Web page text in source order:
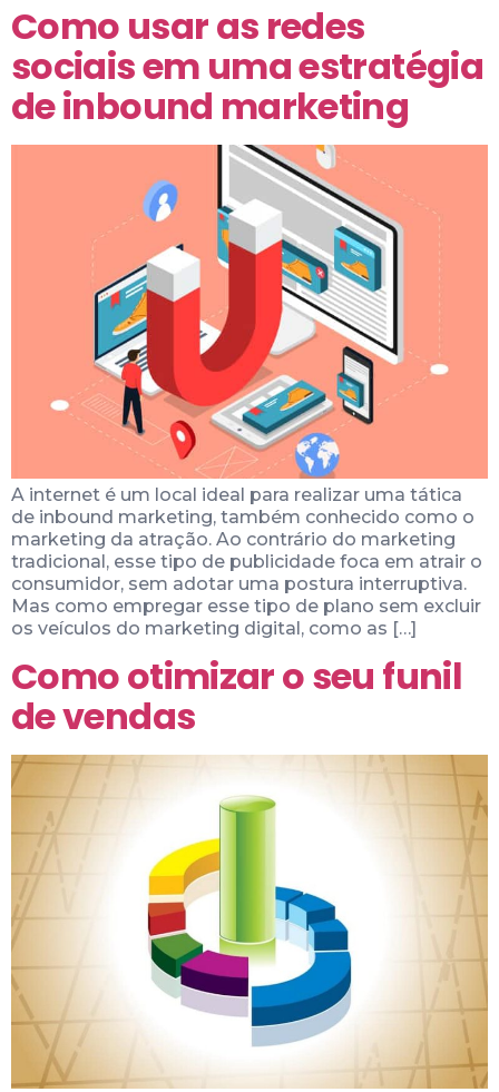
Como usar as redes
sociais em uma estratégia
de inbound marketing
A internet é um local ideal para realizar uma tática
de inbound marketing, também conhecido como o
marketing da atração. Ao contrário do marketing
tradicional, esse tipo de publicidade foca em atrair o
consumidor, sem adotar uma postura interruptiva.
Mas como empregar esse tipo de plano sem excluir
os veículos do marketing digital, como as […]
Como otimizar o seu funil
de vendas